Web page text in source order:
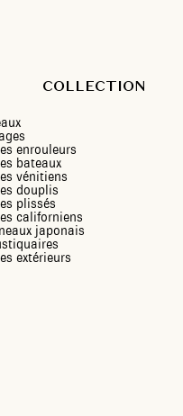
COLLECTION
enrouleurs
bateaux
vénitiens
douplis
plissés
californiens
japonais
extérieurs